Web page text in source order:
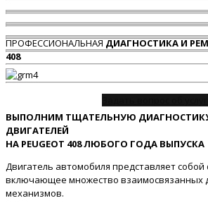
ПРОФЕССИОНАЛЬНАЯ ДИАГНОСТИКА И
408
ВЫПОЛНИМ ТЩАТЕЛЬНУЮ
ДВИГАТЕЛЕЙ
НА PEUGEOT 408 ЛЮБОГО ГОДА ВЫПУСКА
Двигатель автомобиля представляет собой
включающее множество взаимосвязанных
механизмов.